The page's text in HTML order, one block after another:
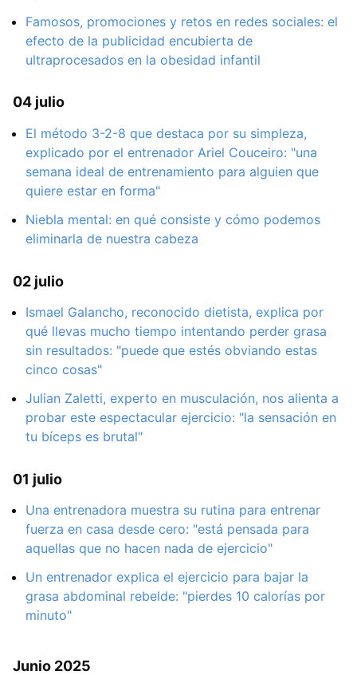
Famosos, promociones y retos en redes sociales: el
efecto de la publicidad encubierta de
ultraprocesados en la obesidad infantil
04 julio
El método 3-2-8 que destaca por su simpleza,
explicado por el entrenador Ariel Couceiro: "una
semana ideal de entrenamiento para alguien que
quiere estar en forma"
Niebla mental: en qué consiste y cómo podemos
eliminarla de nuestra cabeza
02 julio
Ismael Galancho, reconocido dietista, explica por
qué llevas mucho tiempo intentando perder grasa
sin resultados: "puede que estés obviando estas
cinco cosas"
Julian Zaletti, experto en musculación, nos alienta a
probar este espectacular ejercicio: "la sensación en
tu bíceps es brutal"
01 julio
Una entrenadora muestra su rutina para entrenar
fuerza en casa desde cero: "está pensada para
aquellas que no hacen nada de ejercicio"
Un entrenador explica el ejercicio para bajar la
grasa abdominal rebelde: "pierdes 10 calorías por
minuto"
Junio 2025